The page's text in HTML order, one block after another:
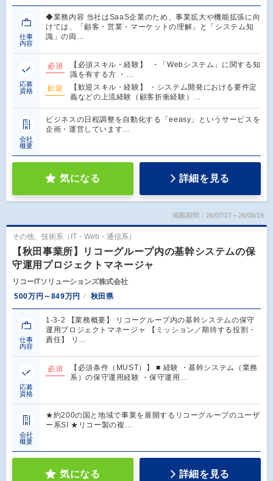
仕事
内容
◆業務内容 当社はSaaS企業のため、事業拡大や機能拡張に向
けては、「顧客・営業・マーケットの理解」と「システム知
識」の両…
応募
資格
必須
【必須スキル・経験】 ・「Webシステム」に関する知
識を有する方 ・…
歓迎
【歓迎スキル・経験】 ・システム開発における要件定
義などの上流経験（顧客折衝経験）…
会社
概要
ビジネスの日程調整を自動化する「eeasy」というサービスを
企画・運営しています…
気になる 詳細を見る
掲載期間：26/07/27～26/08/16
その他、技術系（IT・Web・通信系）
【秋田事業所】リコーグループ内の基幹システムの保
守運用プロジェクトマネージャ
リコーITソリューションズ株式会社
500万円～849万円
秋田県
仕事
内容
1-3-2 【業務概要】 リコーグループ内の基幹システムの保守
運用プロジェクトマネージャ 【ミッション／期待する役割・
責任】 リ…
応募
資格
必須
【必須条件（MUST）】 ■ 経験 ・基幹システム（業務
系）の保守運用経験 ・保守運用…
会社
概要
★約200の国と地域で事業を展開するリコーグループのユーザ
ー系SI ★リコー製の複…
気になる 詳細を見る